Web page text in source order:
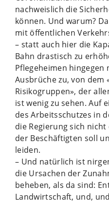
nachweislich die
können. Und warum?
mit öffentlichen
– statt auch hier die
Bahn drastisch zu
Pflegeheimen hingegen
Ausbrüche zu, von dem
Risikogruppen», der
ist wenig zu sehen. Auf
des Arbeitsschutzes in
die Regierung sich
der Beschäftigten soll
leiden.
– Und natürlich ist
die Ursachen der
beheben, als da sind:
Landwirtschaft, und,